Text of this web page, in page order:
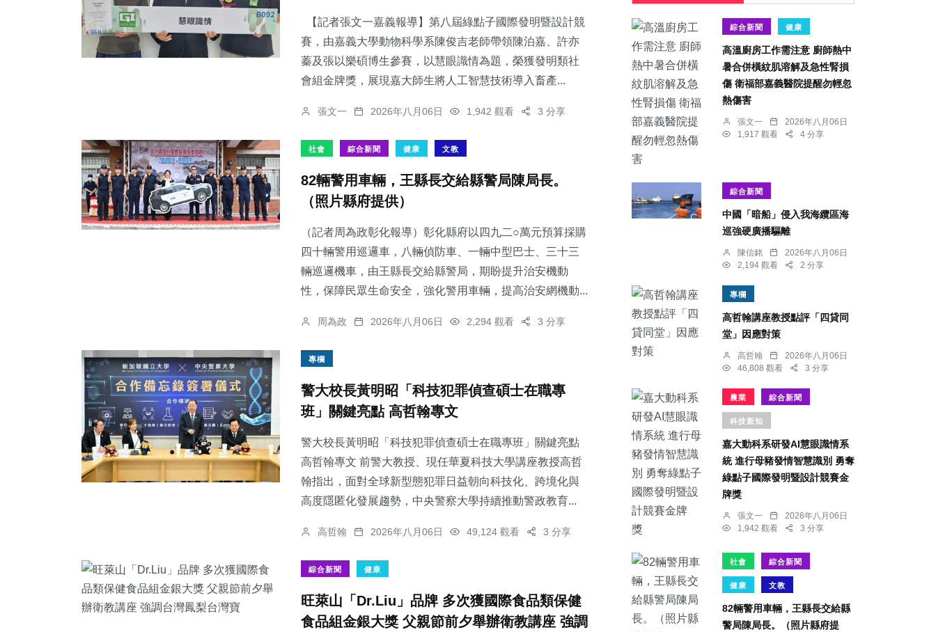
【記者張文一嘉義報導】第八屆綠點子國際發明暨設計競
賽，由嘉義大學動物科學系陳俊吉老師帶領陳泊嘉、許亦
蓁及張以樂碩博生參賽，以慧眼識情為題，榮獲發明類社
會組金牌獎，展現嘉大師生將人工智慧技術導入畜產...
張文一 2026年八月06日 1,942 觀看 3 分享
社會 綜合新聞 健康 文教
82輛警用車輛，王縣長交給縣警局陳局長。
（照片縣府提供）
（記者周為政彰化報導）彰化縣府以四九二○萬元預算採購
四十輛警用巡邏車，八輛偵防車、一輛中型巴士、三十三
輛巡邏機車，由王縣長交給縣警局，期盼提升治安機動
性，保障民眾生命安全，強化警用車輛，提高治安網機動...
周為政 2026年八月06日 2,294 觀看 3 分享
專欄
警大校長黃明昭「科技犯罪偵查碩士在職專
班」關鍵亮點 高哲翰專文
警大校長黃明昭「科技犯罪偵查碩士在職專班」關鍵亮點
高哲翰專文 前警大教授、現任華夏科技大學講座教授高哲
翰指出，面對全球新型態犯罪日益朝向科技化、跨境化與
高度隱匿化發展趨勢，中央警察大學持續推動警政教育...
高哲翰 2026年八月06日 49,124 觀看 3 分享
綜合新聞 健康
旺萊山「Dr.Liu」品牌 多次獲國際食品類保健
食品組金銀大獎 父親節前夕舉辦衛教講座 強調
綜合新聞 健康
高溫廚房工作需注意 廚師熱中
暑合併橫紋肌溶解及急性腎損
傷 衛福部嘉義醫院提醒勿輕忽
熱傷害
張文一
2026年八月06日
1,917 觀看
4 分享
綜合新聞
中國「暗船」侵入我海纜區海
巡強硬廣播驅離
陳信銘
2026年八月06日
2,194 觀看
2 分享
專欄
高哲翰講座教授點評「四貸同
堂」因應對策
高哲翰
2026年八月06日
46,808 觀看
3 分享
農業 綜合新聞
科技新知
嘉大動科系研發AI慧眼識情系
統 進行母豬發情智慧識別 勇奪
綠點子國際發明暨設計競賽金
牌獎
張文一
2026年八月06日
1,942 觀看
3 分享
社會 綜合新聞
健康 文教
82輛警用車輛，王縣長交給縣
警局陳局長。（照片縣府提